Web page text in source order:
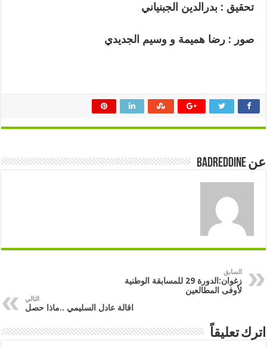
تحقيق : بدرالدين الجبنياني
صور : رضا هميمة و وسيم الجديدي
عن badreddine
السابق
زغوان:الدورة 29 للمسابقة الوطنية
لأوفى المطالعين
التالي
اقالة عادل السليمي ..ماذا حصل
اترك تعليقاً